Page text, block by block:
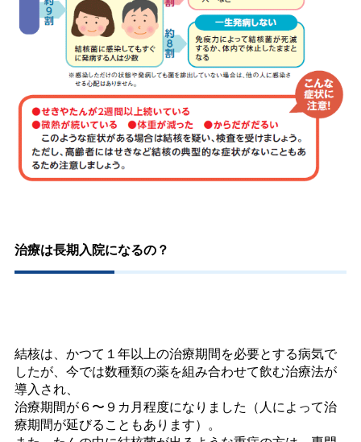
治療は長期入院になるの？
結核は、かつて１年以上の治療期間を必要とする病気で
したが、今では数種類の薬を組み合わせて飲む治療法が
導入され、
治療期間が６〜９カ月程度になりました（人によって治
療期間が延びることもあります）。